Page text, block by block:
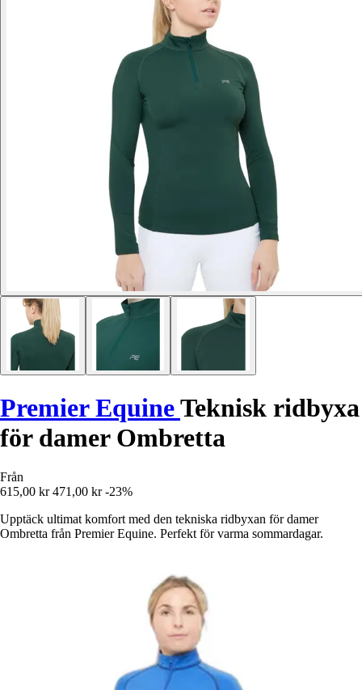
Premier EquineTeknisk ridbyxa
för damer Ombretta
Från
615,00 kr 471,00 kr -23%
Upptäck ultimat komfort med den tekniska ridbyxan för damer
Ombretta från Premier Equine. Perfekt för varma sommardagar.